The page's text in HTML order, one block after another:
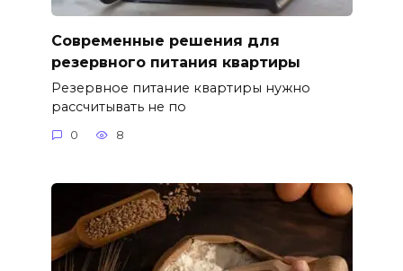
Современные решения для
резервного питания квартиры
Резервное питание квартиры нужно
рассчитывать не по
0 8